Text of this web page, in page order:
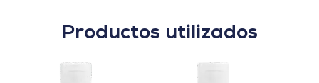
Productos utilizados